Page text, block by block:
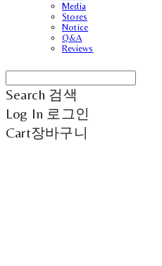
Media
Stores
Notice
Q&A
Reviews
Search 검색
Log In 로그인
Cart장바구니